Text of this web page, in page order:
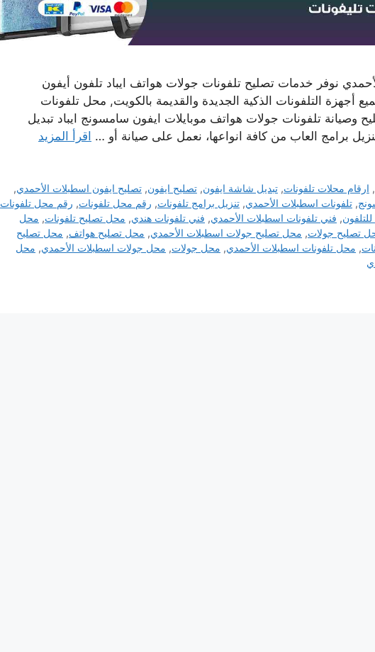
نوفر خدمات تصليح تلفونات جولات هواتف ايباد تلفون أيفون
أجهزة التلفونات الذكية الجديدة والقديمة بالكويت, محل تلفونات
وصيانة تلفونات جولات هواتف موبايلات ايفون سامسونج ايباد تبديل
برامج العاب من كافة انواعها، نعمل على صيانة أو … اقرأ المزيد
, ارقام محلات تلفونات,تبديل شاشة ايفون,تصليح ايفون,تصليح ايفون اسطبلات الأحمدي,
, تلفونات اسطبلات الأحمدي, تنزيل برامج تلفونات, رقم محل تلفونات, رقم محل تلفونات
, فني تلفونات اسطبلات الأحمدي, فني تلفونات هندي, محل تصليح تلفونات, محل
تصليح جولات, محل تصليح جولات اسطبلات الأحمدي, محل تصليح هواتف, محل تصليح
, محل تلفونات اسطبلات الأحمدي, محل جولات, محل جولات اسطبلات الأحمدي, محل